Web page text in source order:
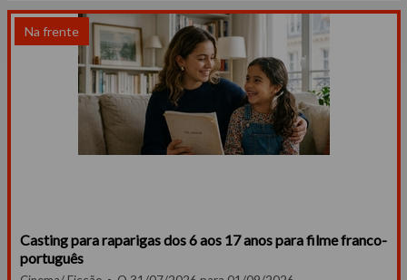
Na frente
Casting para raparigas dos 6 aos 17 anos para filme franco-
português